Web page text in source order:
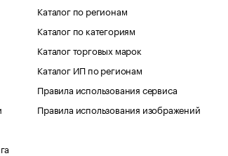
Каталог по регионам
Каталог по категориям
Каталог торговых марок
Каталог ИП по регионам
Правила использования сервиса
Правила использования изображений